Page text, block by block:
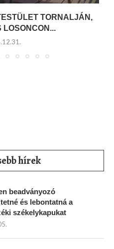
TORNALJÁN,
LOSONCON...
hírek
beadványozó
és lebontatná a
székelykapukat